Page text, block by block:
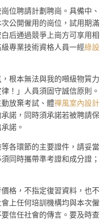
位聘請計劃聘崗。具備中、
公開僱用的崗位，試用期滿
后通過競爭上崗方可享用相
專業技術資格人員一經綠設
根本無法與我的噸級物質力
！」人員須固守誠信原則。
放棄考試、體禪風室內設計
諾，同時須承諾若被聘請保
諾。
各環節的主要證件，請妥當
同時攜帶準考證和成分證；
價格，不指定復習資料，也不
上任何培訓機構均與本次僱
信任社會的傳言。要及時查